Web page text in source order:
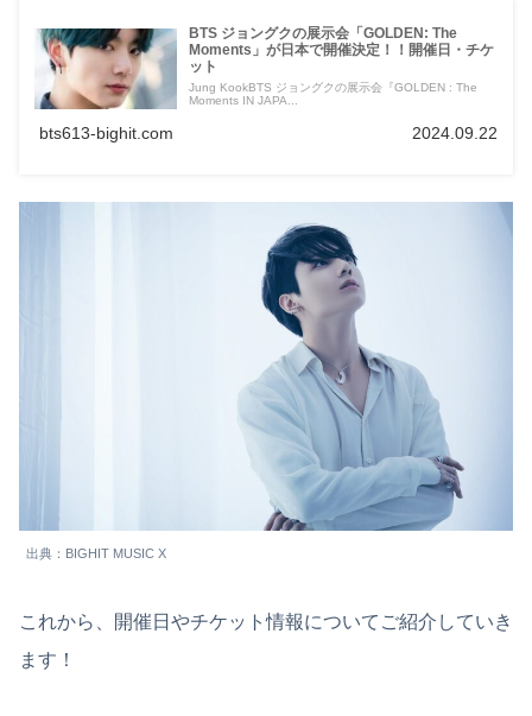
BTS ジョングクの展示会「GOLDEN: The
Moments」が日本で開催決定！！開催日・チケ
ット
Jung KookBTS ジョングクの展示会『GOLDEN : The
Moments IN JAPA...
bts613-bighit.com 2024.09.22
出典：BIGHIT MUSIC X
これから、開催日やチケット情報についてご紹介していき
ます！